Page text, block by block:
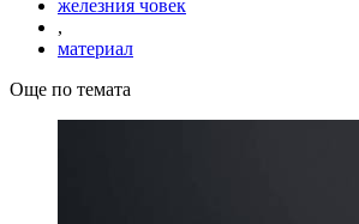
железния човек
,
материал
Още по темата